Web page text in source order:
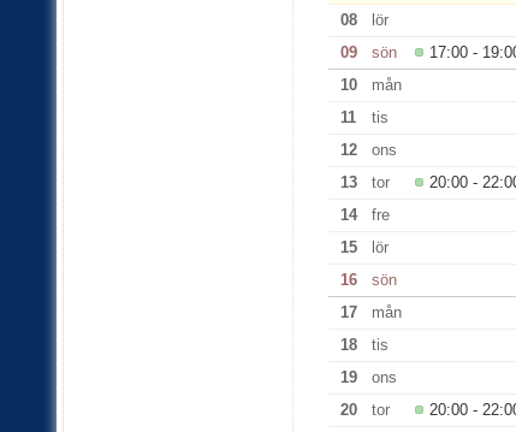
08
lör
09
sön 17:00 -
10
mån
11
tis
12
ons
13
tor 20:00 -
14
fre
15
lör
16
sön
17
mån
18
tis
19
ons
20
tor 20:00 -